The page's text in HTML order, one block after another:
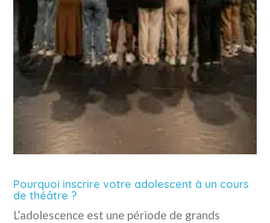
Pourquoi inscrire votre adolescent à un cours
de théâtre ?
L’adolescence est une période de grands